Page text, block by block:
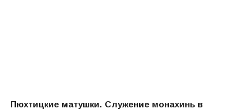
Пюхтицкие матушки. Служение монахинь в